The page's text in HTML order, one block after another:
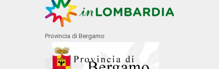
Provincia di Bergamo